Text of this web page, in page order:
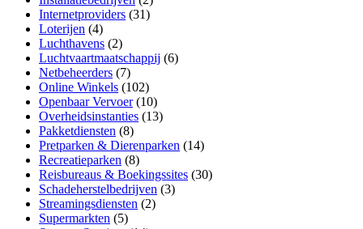
Internetproviders (31)
Loterijen (4)
Luchthavens (2)
Luchtvaartmaatschappij (6)
Netbeheerders (7)
Online Winkels (102)
Openbaar Vervoer(10)
Overheidsinstanties (13)
Pakketdiensten (8)
Pretparken & Dierenparken (14)
Recreatieparken (8)
Reisbureaus & Boekingssites (30)
Schadeherstelbedrijven (3)
Streamingsdiensten (2)
Supermarkten (5)